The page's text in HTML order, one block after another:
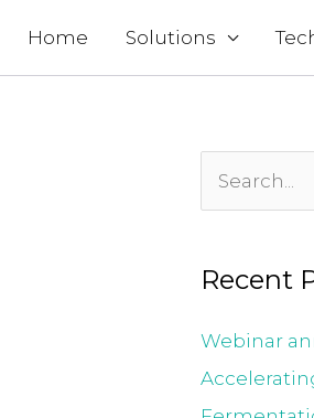
Home Solutions
c
h
f
Recent
Webinar